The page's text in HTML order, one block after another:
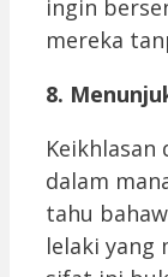
ingin
mereka
8.
Keikhlasan
dalam
tahu
lelaki yang